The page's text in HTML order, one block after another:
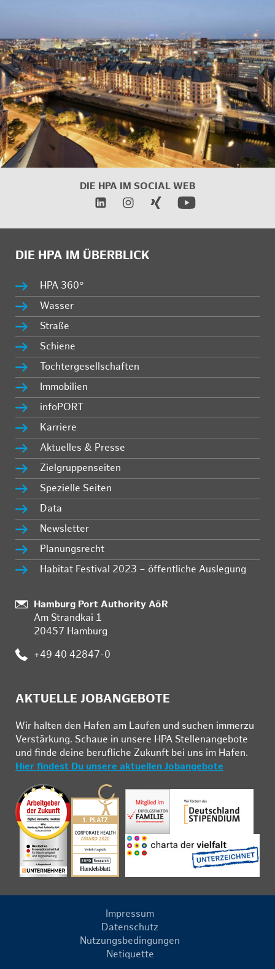
DIE HPA IM SOCIAL WEB
DIE HPA IM ÜBERBLICK
HPA 360°
Wasser
Straße
Schiene
Tochtergesellschaften
Immobilien
infoPORT
Karriere
Aktuelles & Presse
Zielgruppenseiten
Spezielle Seiten
Data
Newsletter
Planungsrecht
Habitat Festival 2023 – öffentliche Auslegung
:
Hamburg Port Authority AöR
Am Strandkai 1
20457 Hamburg
: +49 40 42847-0
AKTUELLE JOBANGEBOTE
Wir hal­ten den Ha­fen am Lau­fen und su­chen im­mer­zu
Ver­stär­kung. Schau­e in un­se­re HPA Stel­len­an­ge­bo­te
und fin­de deine be­ruf­li­che Zu­kunft bei uns im Ha­fen.
Hier findest Du unsere aktuellen Jobangebote
Impressum
Datenschutz
Nutzungsbedingungen
Netiquette